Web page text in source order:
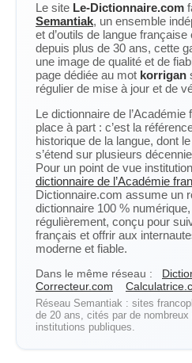
Le site Le-Dictionnaire.com
Semantiak, un ensemble
et d’outils de langue
depuis plus de 30 ans, cette
une image de qualité et de
page dédiée au mot korrigan
régulier de mise à jour et de
Le dictionnaire de
place à part : c’est la
historique de la langue, dont
s’étend sur plusieurs
Pour un point de vue
dictionnaire de l’Académie
Dictionnaire.com assume un
dictionnaire 100 %
régulièrement, conçu pour
français et offrir aux
moderne et fiable.
Dans le même réseau :
Correcteur.com
Réseau Semantiak : sites
de 20 ans, cités par de
institutions publiques.